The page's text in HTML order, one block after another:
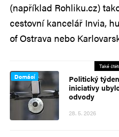
(například Rohliku.cz)
cestovní kancelář Invia,
of Ostrava nebo
Také
Domácí
Politický
iniciativy
odvody
28. 5. 2026